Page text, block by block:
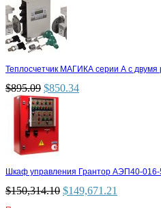
Теплосчетчик МАГИКА серии А с
$895.09 $850.34
Шкаф управления Грантор АЭП40-
$150,314.10 $149,671.21